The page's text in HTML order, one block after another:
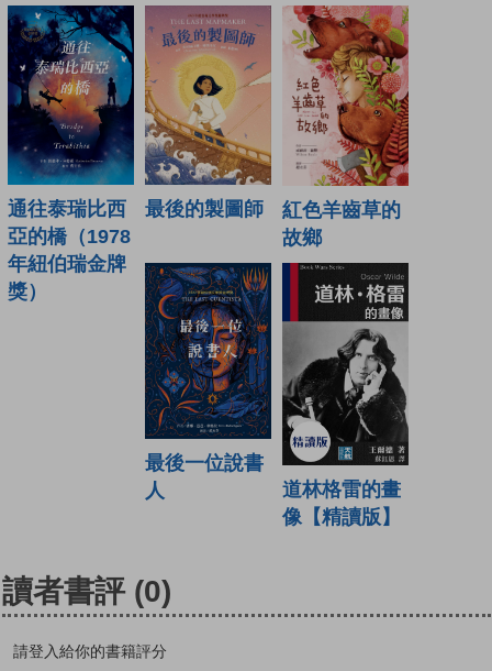
通往泰瑞比西
亞的橋（1978
年紐伯瑞金牌
獎）
最後的製圖師
紅色羊齒草的
故鄉
最後一位說書
人
道林格雷的畫
像【精讀版】
讀者書評 (0)
請登入給你的書籍評分